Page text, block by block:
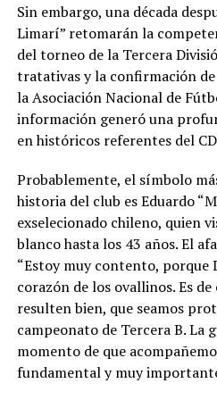
Sin embargo, una década
Limarí” retomarán la
del torneo de la Tercera
tratativas y la confirmación
la Asociación Nacional de
información generó una
en históricos referentes del
Probablemente, el símbolo
historia del club es Eduardo
exselecionado chileno, quien
blanco hasta los 43 años. El
“Estoy muy contento, porque
corazón de los ovallinos. Es de
resulten bien, que seamos
campeonato de Tercera B. La
momento de que
fundamental y muy